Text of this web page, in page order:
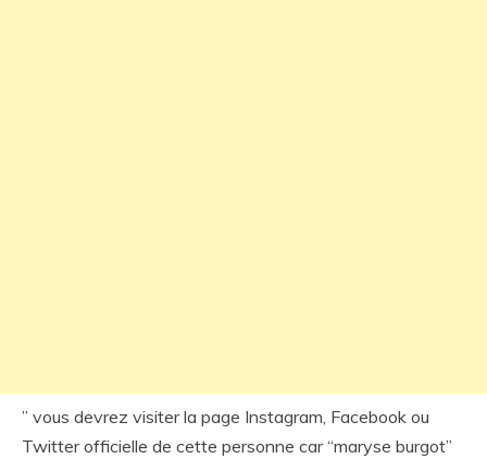
” vous devrez visiter la page Instagram, Facebook ou
Twitter officielle de cette personne car “maryse burgot”